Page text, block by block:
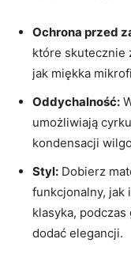
Ochrona⁣ przed
które skutecznie
‌jak miękka
Oddychalność:
umożliwiają
kondensacji
Styl: Dobierz
funkcjonalny, jak
klasyka,⁣
dodać elegancji.